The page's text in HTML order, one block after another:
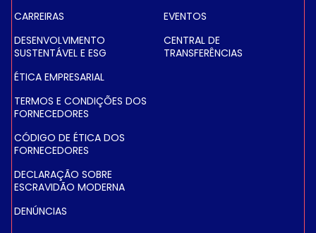
CARREIRAS
DESENVOLVIMENTO
SUSTENTÁVEL E ESG
ÉTICA EMPRESARIAL
TERMOS E CONDIÇÕES DOS
FORNECEDORES
CÓDIGO DE ÉTICA DOS
FORNECEDORES
DECLARAÇÃO SOBRE
ESCRAVIDÃO MODERNA
DENÚNCIAS
EVENTOS
CENTRAL DE
TRANSFERÊNCIAS